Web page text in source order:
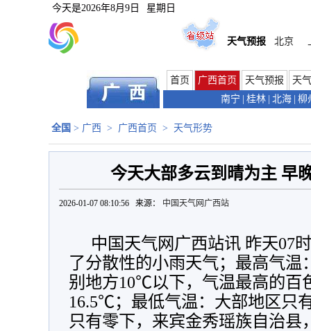
今天是2026年8月9日 星期日
天气预报 北京
首页 广西首页 天气预报
天
南宁
桂林 北海 柳
全国 > 广西 > 广西首页 > 天气形势
今天大部多云到晴为主 早
2026-01-07 08:10:56 来源： 中国天气网广西站
中国天气网广西站讯 昨天07
了分散性的小雨天气；最高气
别地方10℃以下，气温最高的百
16.5℃；最低气温：大部地区只
只有零下，来宾金秀瑶族自治